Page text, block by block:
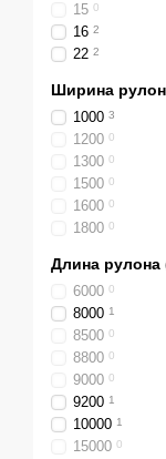
15 0
16 2
22 2
Ширина
1000 3
1200 0
1300 0
1500 0
1600 0
1800 0
Длина рулона
6000 0
8000 1
8500 0
8800 0
9000 0
9200 1
10000 1
15000 0